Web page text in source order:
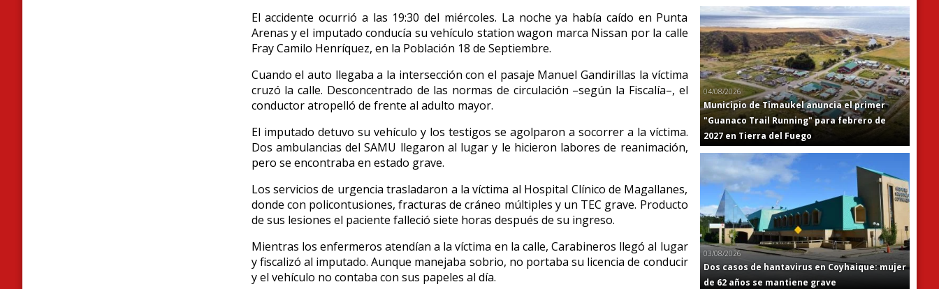
El accidente ocurrió a las 19:30 del miércoles. La noche ya había caído en Punta
Arenas y el imputado conducía su vehículo station wagon marca Nissan por la calle
Fray Camilo Henríquez, en la Población 18 de Septiembre.
Cuando el auto llegaba a la intersección con el pasaje Manuel Gandirillas la víctima
cruzó la calle. Desconcentrado de las normas de circulación –según la Fiscalía–, el
conductor atropelló de frente al adulto mayor.
El imputado detuvo su vehículo y los testigos se agolparon a socorrer a la víctima.
Dos ambulancias del SAMU llegaron al lugar y le hicieron labores de reanimación,
pero se encontraba en estado grave.
Los servicios de urgencia trasladaron a la víctima al Hospital Clínico de Magallanes,
donde con policontusiones, fracturas de cráneo múltiples y un TEC grave. Producto
de sus lesiones el paciente falleció siete horas después de su ingreso.
Mientras los enfermeros atendían a la víctima en la calle, Carabineros llegó al lugar
y fiscalizó al imputado. Aunque manejaba sobrio, no portaba su licencia de conducir
y el vehículo no contaba con sus papeles al día.
04/08/2026
Municipio de Timaukel anuncia el primer
"Guanaco Trail Running" para febrero de
2027 en Tierra del Fuego
03/08/2026
Dos casos de hantavirus en Coyhaique: mujer
de 62 años se mantiene grave